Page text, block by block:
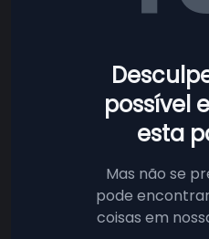
possível
esta
Mas não se
pode
coisas em